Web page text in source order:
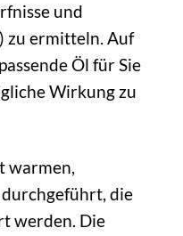
und
zu ermitteln. Auf
Öl für Sie
Wirkung zu
warmen,
die
werden. Die